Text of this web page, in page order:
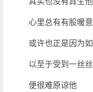
心里总有有股暖意
或许也正是因为
以至于受到一丝
便很难原谅他